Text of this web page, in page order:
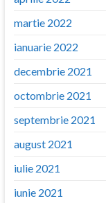
martie 2022
ianuarie 2022
decembrie 2021
octombrie 2021
septembrie 2021
august 2021
iulie 2021
iunie 2021